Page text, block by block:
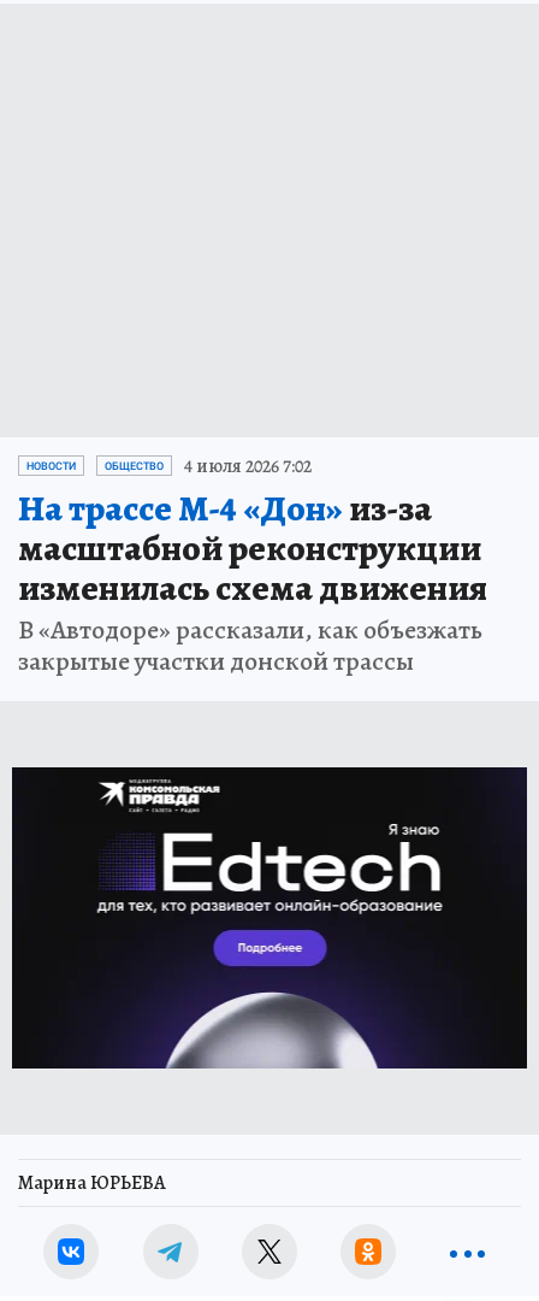
НОВОСТИ ОБЩЕСТВО 4 июля 2026 7:02
На трассе М-4 «Дон»из-за
масштабной реконструкции
изменилась схема движения
В «Автодоре» рассказали, как объезжать
закрытые участки донской трассы
Марина ЮРЬЕВА